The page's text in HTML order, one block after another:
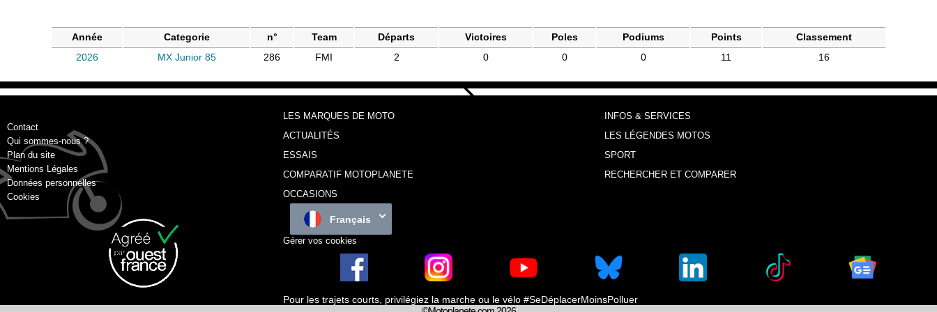
Année Categorie n° Team Départs Victoires Poles Podiums Points
Classement
2026
MX Junior 85 286 FMI 2 0 0 0 11 16
Contact
Qui sommes-nous ?
Plan du site
Mentions Légales
Données personnelles
Cookies
LES MARQUES DE MOTO
INFOS & SERVICES
ACTUALITÉS
LES LÉGENDES MOTOS
ESSAIS
SPORT
COMPARATIF MOTOPLANETE
RECHERCHER ET COMPARER
OCCASIONS
Français
Gérer vos cookies
Pour les trajets courts, privilégiez la marche ou le vélo #SeDéplacerMoinsPolluer